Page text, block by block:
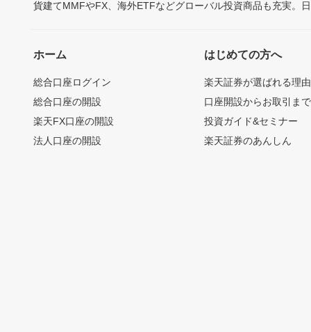
貨建てMMFやFX、海外ETFなどグローバル投資商品も充実。
ホーム
総合口座ログイン
総合口座の開設
楽天FX口座の開設
法人口座の開設
はじめての方へ
楽天証券が選ばれる理由
口座開設からお取引ま
投資ガイド&セミナー
楽天証券のあんしん